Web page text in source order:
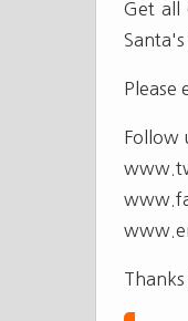
Get all
Please
Follow